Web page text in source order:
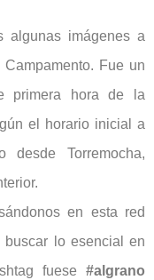
algunas imágenes a
Fue un
primera hora de la
el horario inicial a
desde Torremocha,
en esta red
buscar lo esencial en
fuese #algrano